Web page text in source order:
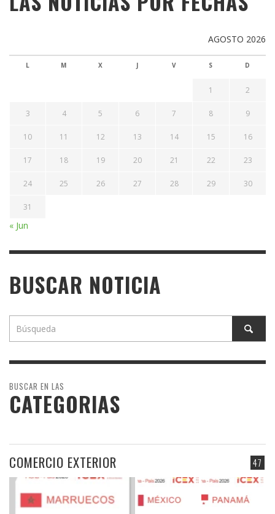
AGOSTO 2026
L M X J V S D
1 2
3 4 5 6 7 8 9
10 11 12 13 14 15 16
17 18 19 20 21 22 23
24 25 26 27 28 29 30
31
« Jun
BUSCAR NOTICIA
BUSCAR EN LAS
CATEGORIAS
47
COMERCIO EXTERIOR